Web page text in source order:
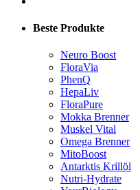
Neuro Boost
PhenQ
HepaLiv
FloraPure
Mokka Brenner
Muskel Vital
Omega Brenner
MitoBoost
Antarktis Krillöl
Nutri-Hydrate
YourBiology